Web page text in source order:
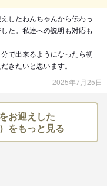
したわんちゃんから伝わっ
た。私達への説明も対応も
で出来るようになったら初
きたいと思います。
2025年7月25日
お迎えした
をもっと見る